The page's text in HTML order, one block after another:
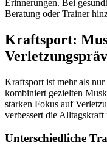
Erinnerungen. Bei
Beratung oder Trainer
Kraftsport:
Kraftsport ist mehr als
kombiniert gezielten
starken Fokus auf
verbessert die
Unterschiedliche